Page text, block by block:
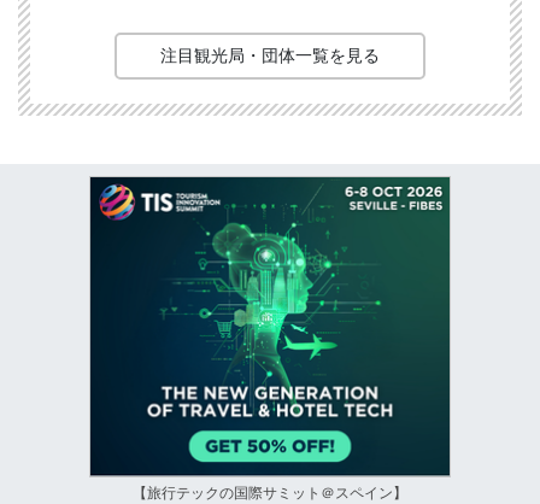
注目観光局・団体一覧を見る
【旅行テックの国際サミット＠スペイン】